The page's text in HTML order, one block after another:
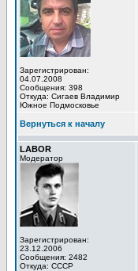
Зарегистрирован:
04.07.2008
Сообщения: 398
Откуда: Сигаев Владимир
Южное Подмосковье
Вернуться к началу
LABOR
Модератор
Зарегистрирован:
23.12.2006
Сообщения: 2482
Откуда: СССР